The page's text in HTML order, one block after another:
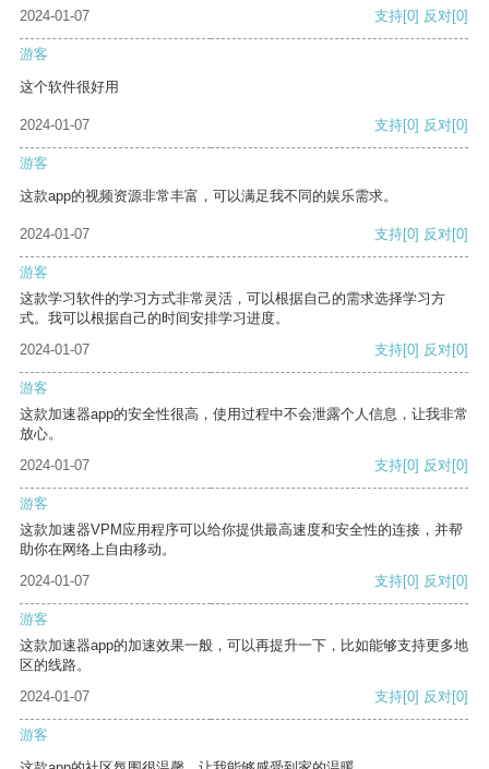
2024-01-07 支持[0] 反对[0]
游客
这个软件很好用
2024-01-07 支持[0] 反对[0]
游客
这款app的视频资源非常丰富，可以满足我不同的娱乐需求。
2024-01-07 支持[0] 反对[0]
游客
这款学习软件的学习方式非常灵活，可以根据自己的需求选择学习方
式。我可以根据自己的时间安排学习进度。
2024-01-07
支持[0] 反对[0]
游客
这款加速器app的安全性很高，使用过程中不会泄露个人信息，让我非常
放心。
2024-01-07
支持[0] 反对[0]
游客
这款加速器VPM应用程序可以给你提供最高速度和安全性的连接，并帮
助你在网络上自由移动。
2024-01-07
支持[0] 反对[0]
游客
这款加速器app的加速效果一般，可以再提升一下，比如能够支持更多地
区的线路。
2024-01-07
支持[0] 反对[0]
游客